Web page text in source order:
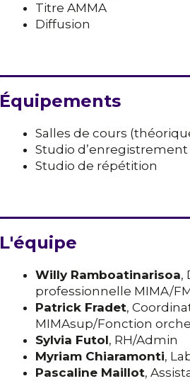
Titre AMMA
Diffusion
Équipements
Salles de cours
Studio d’enregistrement
Studio de répétition
L'équipe
Willy Ramboatinarisoa,
professionnelle MIMA/
Patrick Fradet,
MIMAsup/Fonction
Sylvia Futol, RH/Admin
Myriam Chiaramonti,
Pascaline Maillot,